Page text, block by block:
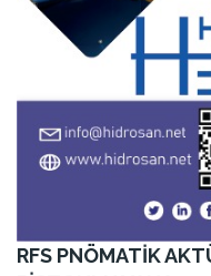
RFS PNÖMATİK